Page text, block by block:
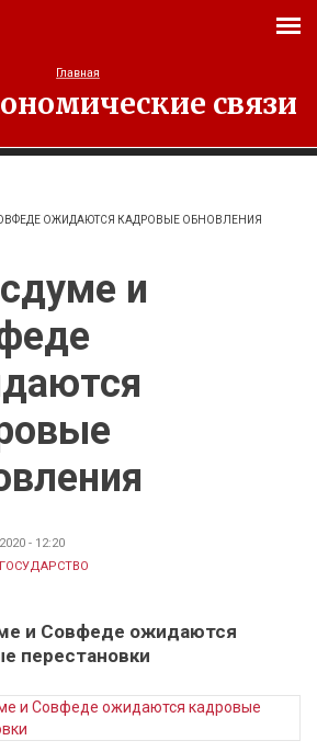
связи
ОЖИДАЮТСЯ КАДРОВЫЕ ОБНОВЛЕНИЯ
и
- 12:20
ГОСУДАРСТВО
и Совфеде ожидаются
перестановки